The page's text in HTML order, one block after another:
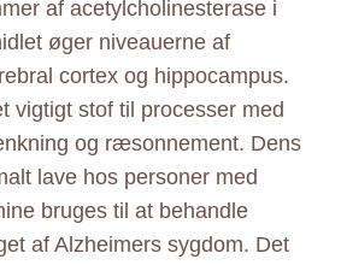
af acetylcholinesterase i
øger niveauerne af
cortex og hippocampus.
vigtigt stof til processer med
og ræsonnement. Dens
lave hos personer med
bruges til at behandle
af Alzheimers sygdom. Det